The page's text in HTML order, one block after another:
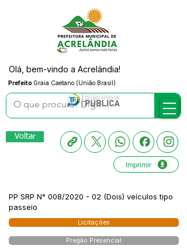
Prefeito Graia Caetano (União Brasil)
Olá, bem-vindo a Acrelândia!
Voltar
Imprimir
PP SRP N° 008/2020 - 02 (Dois) veículos tipo
passeio
Licitações
Pregão Presencial